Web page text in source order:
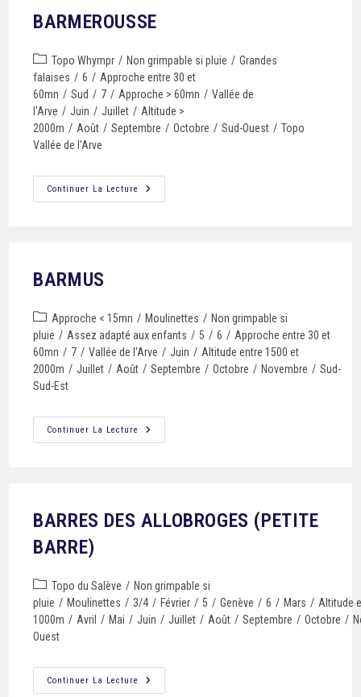
BARMEROUSSE
Topo Whympr / Non grimpable si pluie / Grandes
falaises / 6 / Approche entre 30 et
60mn / Sud / 7 / Approche > 60mn / Vallée de
l'Arve / Juin / Juillet / Altitude >
2000m / Août / Septembre / Octobre / Sud-Ouest / Topo
Vallée de l'Arve
Continuer La Lecture
BARMUS
Approche < 15mn / Moulinettes / Non grimpable si
pluie / Assez adapté aux enfants / 5 / 6 / Approche entre 30 et
60mn / 7 / Vallée de l'Arve / Juin / Altitude entre 1500 et
2000m / Juillet / Août / Septembre / Octobre / Novembre / Sud-
Sud-Est
Continuer La Lecture
BARRES DES ALLOBROGES (PETITE
BARRE)
Topo du Salève / Non grimpable si
pluie / Moulinettes / 3/4 / Février / 5 / Genève / 6 / Mars / Altitude
1000m / Avril / Mai / Juin / Juillet / Août / Septembre / Octobre /
Ouest
Continuer La Lecture